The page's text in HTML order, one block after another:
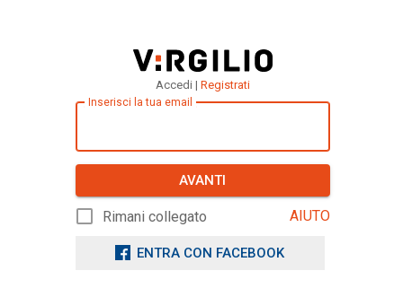
Accedi | Registrati
Inserisci la tua email
AVANTI
Rimani collegato AIUTO
ENTRA CON FACEBOOK